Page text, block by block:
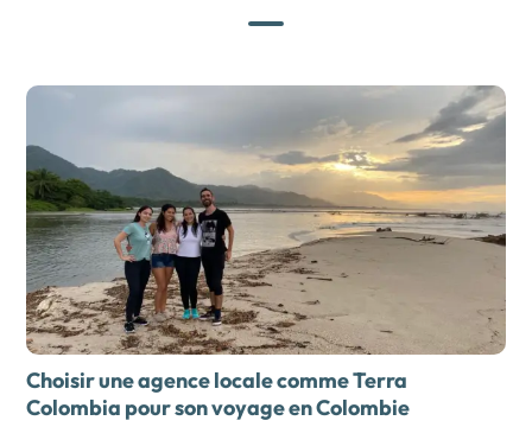
Choisir une agence locale comme Terra
Colombia pour sonvoyage en Colombie